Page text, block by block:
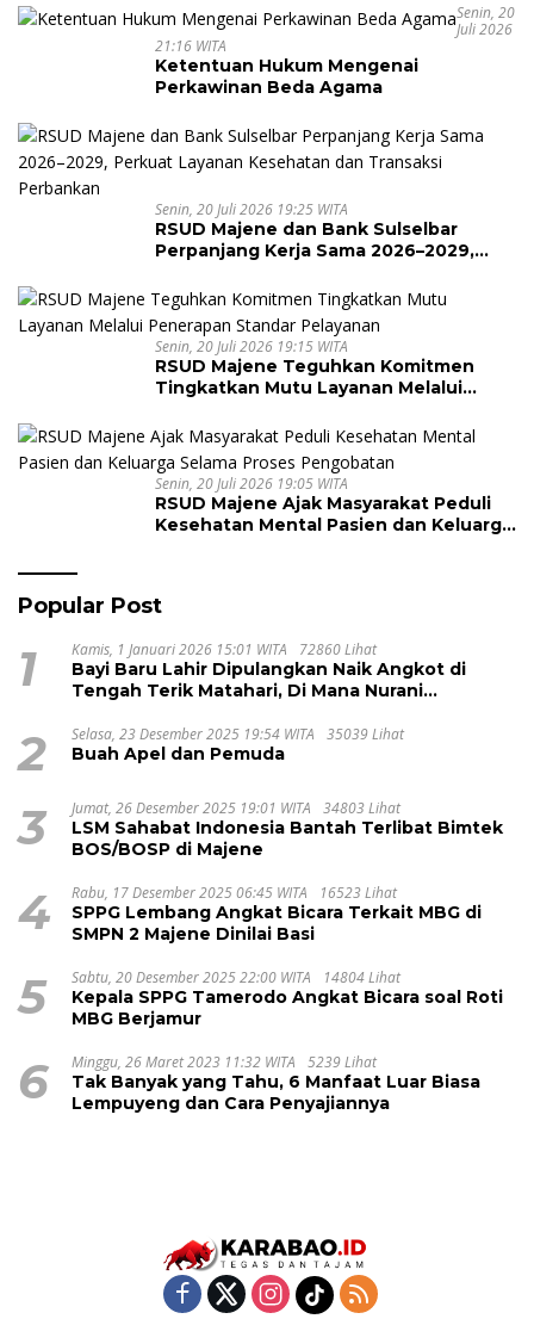
Arithmetic International Competition
Senin, 20
Juli 2026
21:16 WITA
Ketentuan Hukum Mengenai
Perkawinan Beda Agama
Senin, 20 Juli 2026 19:25 WITA
RSUD Majene dan Bank Sulselbar
Perpanjang Kerja Sama 2026–2029,
Transaksi Perbankan
Senin, 20 Juli 2026 19:15 WITA
RSUD Majene Teguhkan Komitmen
Tingkatkan Mutu Layanan Melalui
Senin, 20 Juli 2026 19:05 WITA
RSUD Majene Ajak Masyarakat Peduli
Kesehatan Mental Pasien dan Keluarga
Popular Post
1 Kamis, 1 Januari 2026 15:01 WITA 72860 Lihat
Bayi Baru Lahir Dipulangkan Naik Angkot di
Tengah Terik Matahari, Di Mana Nurani
2 Selasa, 23 Desember 2025 19:54 WITA 35039 Lihat
Buah Apel dan Pemuda
3 Jumat, 26 Desember 2025 19:01 WITA 34803 Lihat
LSM Sahabat Indonesia Bantah Terlibat Bimtek
BOS/BOSP di Majene
4 Rabu, 17 Desember 2025 06:45 WITA 16523 Lihat
SPPG Lembang Angkat Bicara Terkait MBG di
SMPN 2 Majene Dinilai Basi
5 Sabtu, 20 Desember 2025 22:00 WITA 14804 Lihat
Kepala SPPG Tamerodo Angkat Bicara soal Roti
MBG Berjamur
6 Minggu, 26 Maret 2023 11:32 WITA 5239 Lihat
Tak Banyak yang Tahu, 6 Manfaat Luar Biasa
Lempuyeng dan Cara Penyajiannya